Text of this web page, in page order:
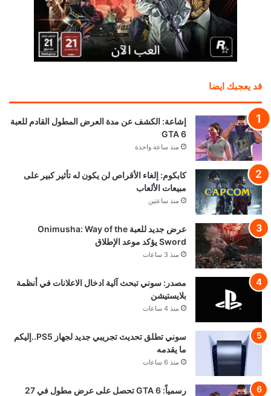
قد يعجبك ايضا
إشاعة: الكشف عن مدة العرض المطول القادم للعبة
GTA 6
منذ ساعة واحدة
كابكوم: إلغاء الأقراص لن يكون له تأثير كبير على
مبيعات الألعاب
منذ ساعتين
عرض جديد للعبة Onimusha: Way of the
Sword يؤكد موعد الإطلاق
منذ 3 ساعات
مصدر: سوني تبحث آلية ادخال الاعلانات في أنظمة
بلايستيشن
منذ 4 ساعات
سوني تطلق تحديث تجريبي جديد لجهاز PS5..إليكم
ما يقدمه
منذ 6 ساعات
رسمياً: GTA 6 تحصل على عرض مطول في 27